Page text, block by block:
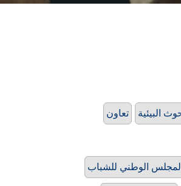
تعاون البيئية
الوطني للشباب